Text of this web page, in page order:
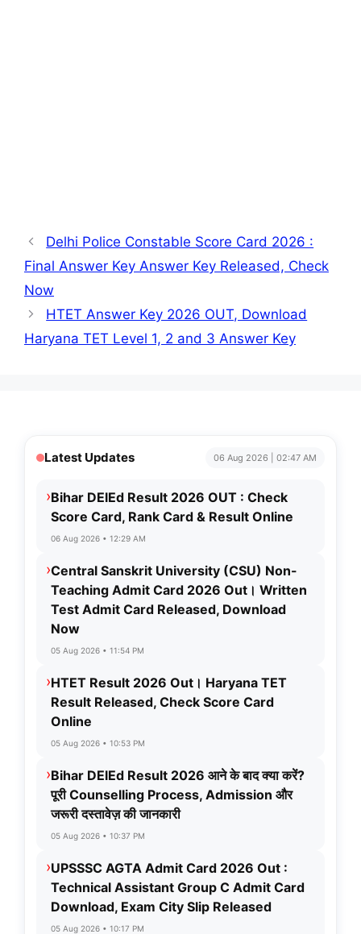
Delhi Police Constable Score Card 2026 :
Final Answer Key Answer Key Released, Check
Now
HTET Answer Key 2026 OUT, Download
Haryana TET Level 1, 2 and 3 Answer Key
Latest Updates 06 Aug 2026 | 02:47 AM
›Bihar DElEd Result 2026 OUT : Check
Score Card, Rank Card & Result Online
06 Aug 2026 • 12:29 AM
›Central Sanskrit University (CSU) Non-
Teaching Admit Card 2026 Out। Written
Test Admit Card Released, Download
Now
05 Aug 2026 • 11:54 PM
›HTET Result 2026 Out। Haryana TET
Result Released, Check Score Card
Online
05 Aug 2026 • 10:53 PM
›Bihar DElEd Result 2026 आने के बाद क्या करें?
पूरी Counselling Process, Admission और
जरूरी दस्तावेज़ की जानकारी
05 Aug 2026 • 10:37 PM
›UPSSSC AGTA Admit Card 2026 Out :
Technical Assistant Group C Admit Card
Download, Exam City Slip Released
05 Aug 2026 • 10:17 PM